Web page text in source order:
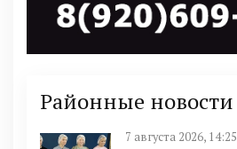
Районные новости
7 августа 2026, 14:25